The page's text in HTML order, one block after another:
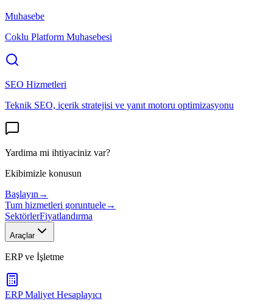
Muhasebe
Coklu Platform Muhasebesi
SEO Hizmetleri
Teknik SEO, içerik stratejisi ve yanıt motoru optimizasyonu
Yardima mi ihtiyaciniz var?
Ekibimizle konusun
Başlayın →
Tum hizmetleri goruntuele→
SektörlerFiyatlandırma
Araçlar
ERP ve İşletme
ERP Maliyet Hesaplayıcı